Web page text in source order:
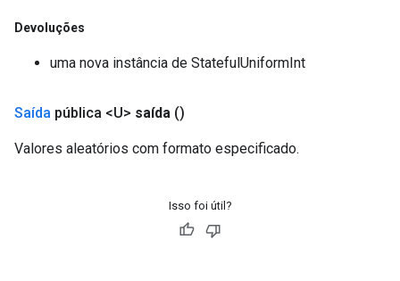
Devoluções
uma nova instância de StatefulUniformInt
Saída pública <U> saída ()
Valores aleatórios com formato especificado.
Isso foi útil?